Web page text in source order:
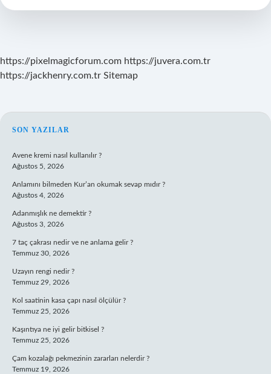
2024
https://pixelmagicforum.com https://juvera.com.tr
https://jackhenry.com.tr Sitemap
SIDEBAR
SON YAZILAR
Avene kremi nasıl kullanılır ?
Ağustos 5, 2026
Anlamını bilmeden Kur’an okumak sevap mıdır ?
Ağustos 4, 2026
Adanmışlık ne demektir ?
Ağustos 3, 2026
7 taç çakrası nedir ve ne anlama gelir ?
Temmuz 30, 2026
Uzayın rengi nedir ?
Temmuz 29, 2026
Kol saatinin kasa çapı nasıl ölçülür ?
Temmuz 25, 2026
Kaşıntıya ne iyi gelir bitkisel ?
Temmuz 25, 2026
Çam kozalağı pekmezinin zararları nelerdir ?
Temmuz 19, 2026